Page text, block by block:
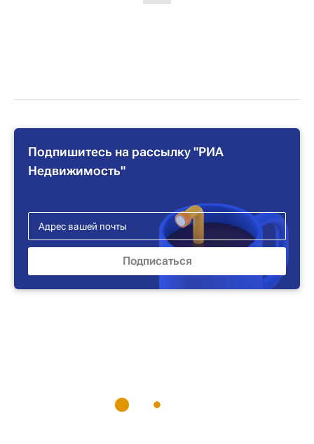
Подпишитесь на рассылку "РИА
Недвижимость"